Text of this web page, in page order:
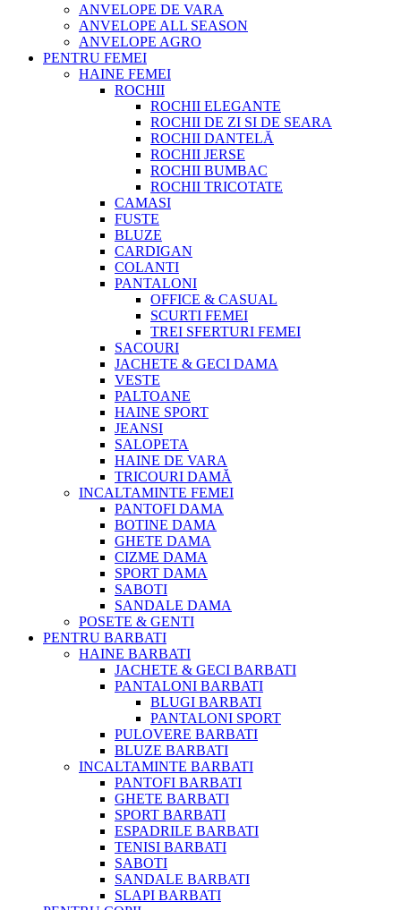
ANVELOPE DE VARA
ANVELOPE ALL SEASON
ANVELOPE AGRO
PENTRU FEMEI
HAINE FEMEI
ROCHII
ROCHII ELEGANTE
ROCHII DE ZI SI DE SEARA
ROCHII DANTELĂ
ROCHII JERSE
ROCHII BUMBAC
ROCHII TRICOTATE
CAMASI
FUSTE
BLUZE
CARDIGAN
COLANTI
PANTALONI
OFFICE & CASUAL
SCURTI FEMEI
TREI SFERTURI FEMEI
SACOURI
JACHETE & GECI DAMA
VESTE
PALTOANE
HAINE SPORT
JEANSI
SALOPETA
HAINE DE VARA
TRICOURI DAMĂ
INCALTAMINTE FEMEI
PANTOFI DAMA
BOTINE DAMA
GHETE DAMA
CIZME DAMA
SPORT DAMA
SABOTI
SANDALE DAMA
POSETE & GENTI
PENTRU BARBATI
HAINE BARBATI
JACHETE & GECI BARBATI
PANTALONI BARBATI
BLUGI BARBATI
PANTALONI SPORT
PULOVERE BARBATI
BLUZE BARBATI
INCALTAMINTE BARBATI
PANTOFI BARBATI
GHETE BARBATI
SPORT BARBATI
ESPADRILE BARBATI
TENISI BARBATI
SABOTI
SANDALE BARBATI
SLAPI BARBATI